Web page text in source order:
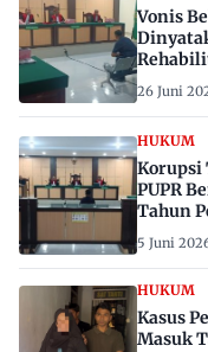
Vonis
26 Juni
HUKUM
Korupsi
PUPR
Tahun
5 Juni
HUKUM
Kasus
Masuk